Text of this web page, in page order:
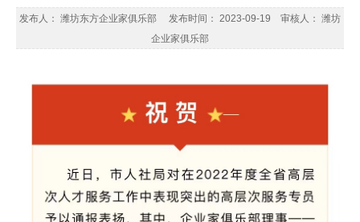
发布人： 潍坊东方企业家俱乐部 发布时间： 2023-09-19 审核人： 潍坊
企业家俱乐部